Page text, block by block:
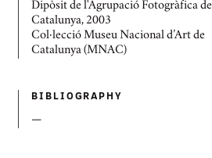
Dipòsit de l'Agrupació Fotogràfica de
Catalunya, 2003
Col·lecció Museu Nacional d’Art de
Catalunya (MNAC)
BIBLIOGRAPHY
—